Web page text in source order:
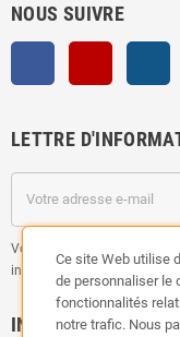
NOUS SUIVRE
LETTRE
Vous pouvez vous
informations de contact
INFORMATION
Ce site Web utilise
de personnaliser le
fonctionnalités
notre trafic. Nous